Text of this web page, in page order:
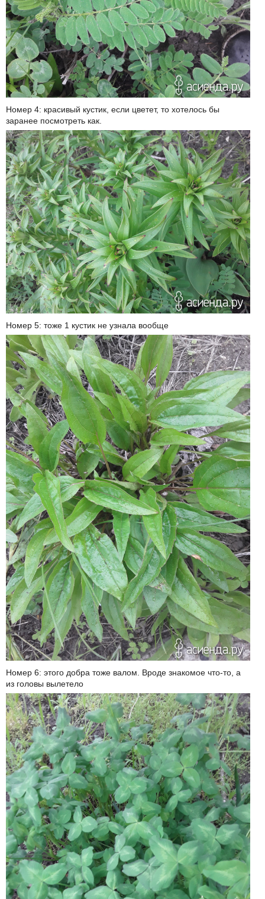
Номер 4: красивый кустик, если цветет, то хотелось бы
заранее посмотреть как.
Номер 5: тоже 1 кустик не узнала вообще
Номер 6: этого добра тоже валом. Вроде знакомое что-то, а
из головы вылетело